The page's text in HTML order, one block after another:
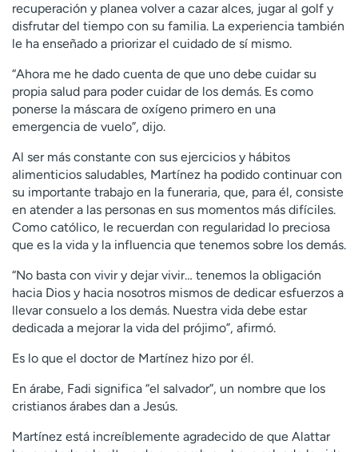
recuperación y planea volver a cazar alces, jugar al golf y
disfrutar del tiempo con su familia. La experiencia también
le ha enseñado a priorizar el cuidado de sí mismo.
“Ahora me he dado cuenta de que uno debe cuidar su
propia salud para poder cuidar de los demás. Es como
ponerse la máscara de oxígeno primero en una
emergencia de vuelo”, dijo.
Al ser más constante con sus ejercicios y hábitos
alimenticios saludables, Martínez ha podido continuar con
su importante trabajo en la funeraria, que, para él, consiste
en atender a las personas en sus momentos más difíciles.
Como católico, le recuerdan con regularidad lo preciosa
que es la vida y la influencia que tenemos sobre los demás.
“No basta con vivir y dejar vivir… tenemos la obligación
hacia Dios y hacia nosotros mismos de dedicar esfuerzos a
llevar consuelo a los demás. Nuestra vida debe estar
dedicada a mejorar la vida del prójimo”, afirmó.
Es lo que el doctor de Martínez hizo por él.
En árabe, Fadi significa “el salvador”, un nombre que los
cristianos árabes dan a Jesús.
Martínez está increíblemente agradecido de que Alattar